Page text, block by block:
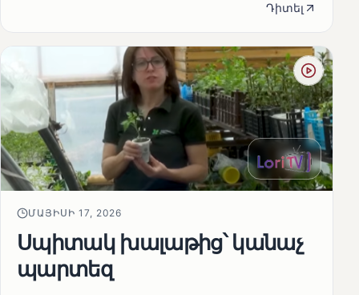
Դիտել
ՄԱՅԻՍԻ 17, 2026
Սպիտակ խալաթից՝ կանաչ
պարտեզ